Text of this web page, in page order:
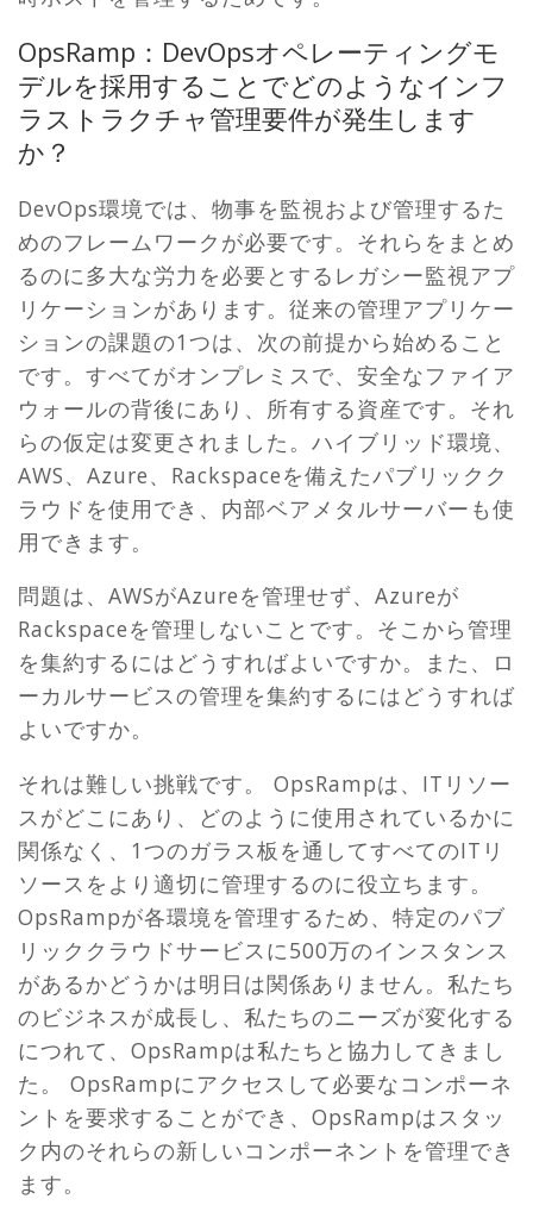
OpsRamp：DevOpsオペレーティングモ
デルを採用することでどのようなインフ
ラストラクチャ管理要件が発生します
か？
DevOps環境では、物事を監視および管理するた
めのフレームワークが必要です。それらをまとめ
るのに多大な労力を必要とするレガシー監視アプ
リケーションがあります。従来の管理アプリケー
ションの課題の1つは、次の前提から始めること
です。すべてがオンプレミスで、安全なファイア
ウォールの背後にあり、所有する資産です。それ
らの仮定は変更されました。ハイブリッド環境、
AWS、Azure、Rackspaceを備えたパブリックク
ラウドを使用でき、内部ベアメタルサーバーも使
用できます。
問題は、AWSがAzureを管理せず、Azureが
Rackspaceを管理しないことです。そこから管理
を集約するにはどうすればよいですか。また、ロ
ーカルサービスの管理を集約するにはどうすれば
よいですか。
それは難しい挑戦です。 OpsRampは、ITリソー
スがどこにあり、どのように使用されているかに
関係なく、1つのガラス板を通してすべてのITリ
ソースをより適切に管理するのに役立ちます。
OpsRampが各環境を管理するため、特定のパブ
リッククラウドサービスに500万のインスタンス
があるかどうかは明日は関係ありません。私たち
のビジネスが成長し、私たちのニーズが変化する
につれて、OpsRampは私たちと協力してきまし
た。 OpsRampにアクセスして必要なコンポーネ
ントを要求することができ、OpsRampはスタッ
ク内のそれらの新しいコンポーネントを管理でき
ます。